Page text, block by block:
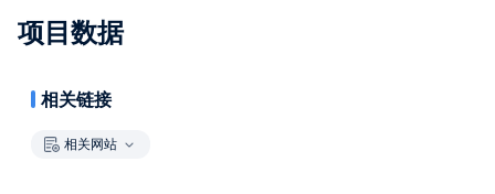
项目数据
相关链接
相关网站